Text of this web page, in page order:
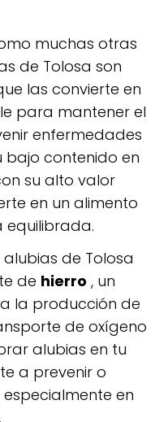
muchas otras
de Tolosa son
las convierte en
para mantener el
enfermedades
bajo contenido en
su alto valor
en un alimento
equilibrada.
alubias de Tolosa
de hierro , un
la producción de
de oxígeno
alubias en tu
a prevenir o
en